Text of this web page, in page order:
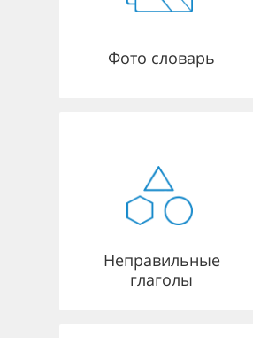
Фото словарь
Неправильные
глаголы